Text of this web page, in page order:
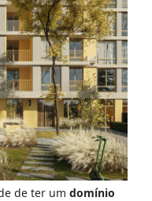
de ter um domínio